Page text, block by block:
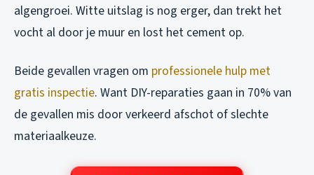
algengroei. Witte uitslag is nog erger, dan trekt het
vocht al door je muur en lost het cement op.
Beide gevallen vragen om professionele hulp met
gratis inspectie. Want DIY-reparaties gaan in 70% van
de gevallen mis door verkeerd afschot of slechte
materiaalkeuze.